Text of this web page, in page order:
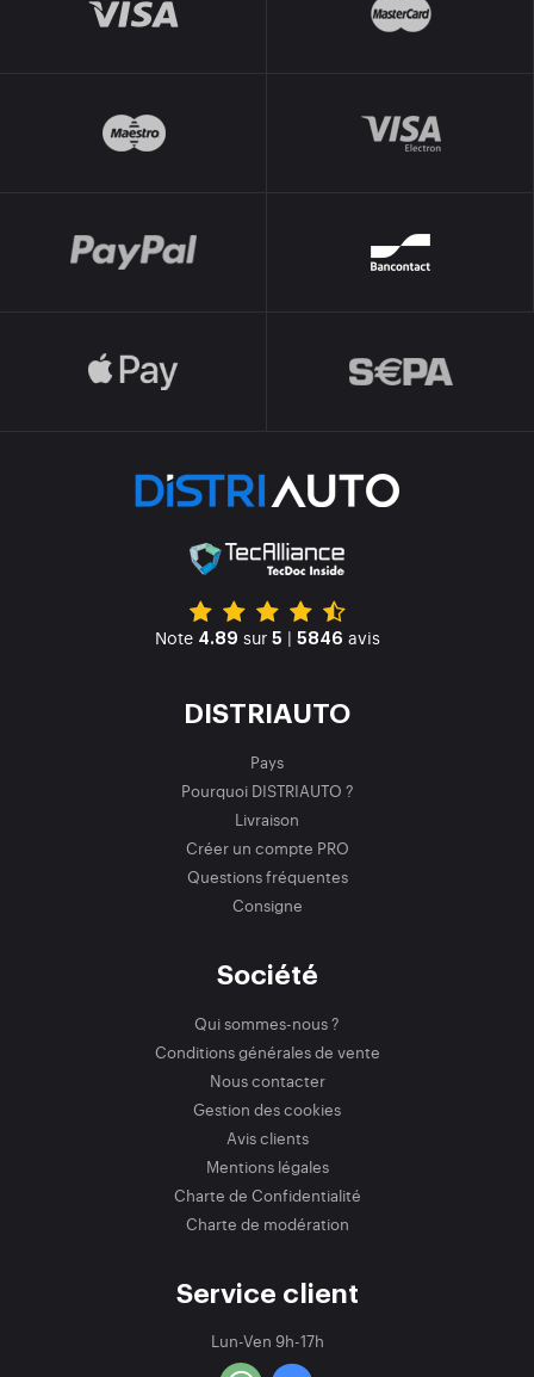
Note 4.89 sur 5 | 5846 avis
DISTRIAUTO
Pays
Pourquoi DISTRIAUTO ?
Livraison
Créer un compte PRO
Questions fréquentes
Consigne
Société
Qui sommes-nous ?
Conditions générales de vente
Nous contacter
Gestion des cookies
Avis clients
Mentions légales
Charte de Confidentialité
Charte de modération
Service client
Lun-Ven 9h-17h